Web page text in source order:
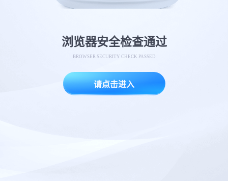
浏览器安全检查通过
BROWSER SECURITY CHECK PASSED
请点击进入